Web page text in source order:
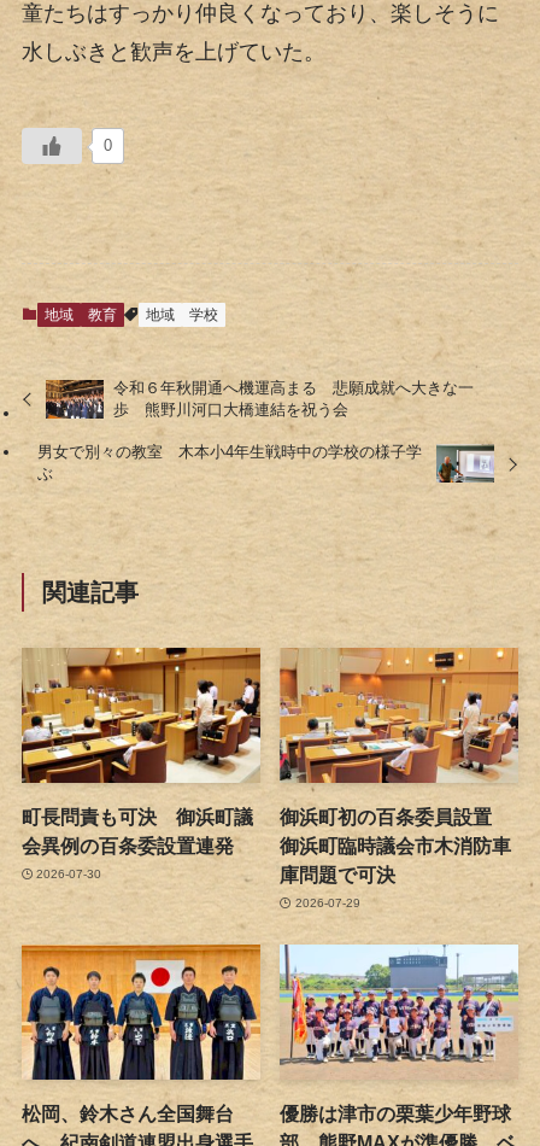
童たちはすっかり仲良くなっており、楽しそうに
水しぶきと歓声を上げていた。
0
地域 教育 地域 学校
令和６年秋開通へ機運高まる 悲願成就へ大きな一
歩 熊野川河口大橋連結を祝う会
男女で別々の教室 木本小4年生戦時中の学校の様子学
ぶ
関連記事
町長問責も可決 御浜町議
会異例の百条委設置連発
2026-07-30
御浜町初の百条委員設置
御浜町臨時議会市木消防車
庫問題で可決
2026-07-29
松岡、鈴木さん全国舞台
優勝は津市の栗葉少年野球